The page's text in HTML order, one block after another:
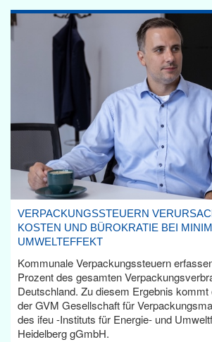
VERPACKUNGSSTEUERN
KOSTEN UND BÜROKRATIE BEI
UMWELTEFFEKT
Kommunale Verpackungssteuern
Prozent des gesamten
Deutschland. Zu diesem Ergebnis kommt
der GVM Gesellschaft für
des ifeu -Instituts für Energie- und
Heidelberg gGmbH.